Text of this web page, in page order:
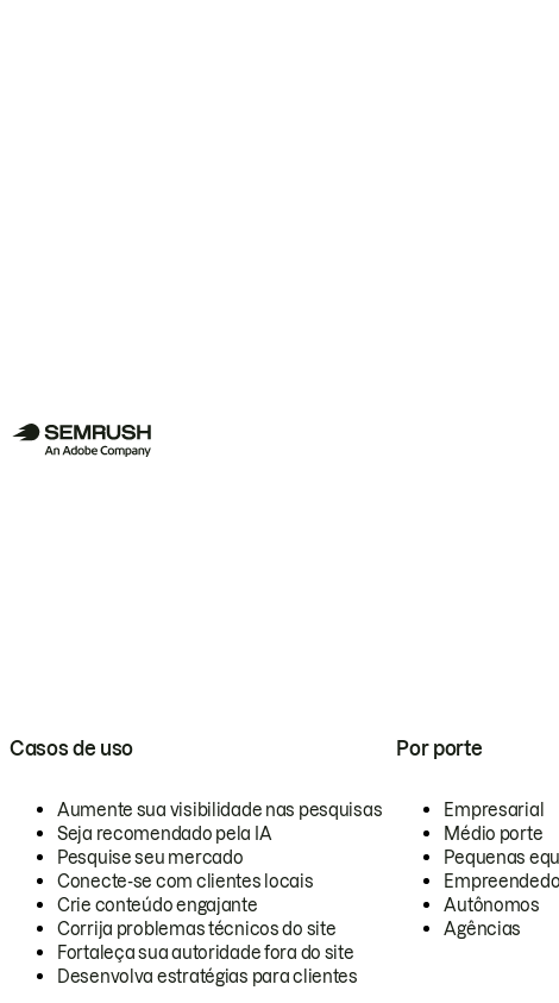
Casos de uso
Aumente sua visibilidade nas pesquisas
Seja recomendado pela IA
Pesquise seu mercado
Conecte-se com clientes locais
Crie conteúdo engajante
Corrija problemas técnicos do site
Fortaleça sua autoridade fora do site
Desenvolva estratégias para clientes
Por porte
Empresarial
Médio porte
Pequenas
Autônomos
Agências